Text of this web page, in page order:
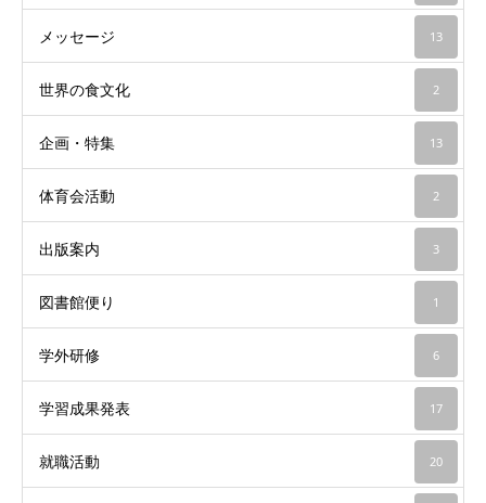
メッセージ 13
世界の食文化 2
企画・特集 13
体育会活動 2
出版案内 3
図書館便り 1
学外研修 6
学習成果発表 17
就職活動 20